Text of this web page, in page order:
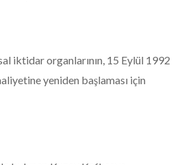
iktidar organlarının, 15 Eylül 1992
yeniden başlaması için